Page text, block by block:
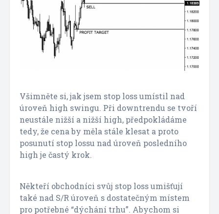
Všimněte si, jak jsem stop loss umístil nad
úroveň high swingu. Při downtrendu se tvoří
neustále nižší a nižší high, předpokládáme
tedy, že cena by měla stále klesat a proto
posunutí stop lossu nad úroveň posledního
high je častý krok.
Někteří obchodníci svůj stop loss umišťují
také nad S/R úroveň s dostatečným místem
pro potřebné “dýchání trhu”. Abychom si